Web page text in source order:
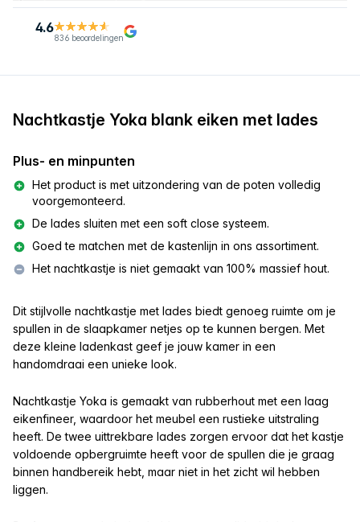
4.6
836 beoordelingen
Nachtkastje Yoka blank eiken met lades
Plus- en minpunten
Het product is met uitzondering van de poten volledig
voorgemonteerd.
De lades sluiten met een soft close systeem.
Goed te matchen met de kastenlijn in ons assortiment.
Het nachtkastje is niet gemaakt van 100% massief hout.
Dit stijlvolle nachtkastje met lades biedt genoeg ruimte om je
spullen in de slaapkamer netjes op te kunnen bergen. Met
deze kleine ladenkast geef je jouw kamer in een
handomdraai een unieke look.
Nachtkastje Yoka is gemaakt van rubberhout met een laag
eikenfineer, waardoor het meubel een rustieke uitstraling
heeft. De twee uittrekbare lades zorgen ervoor dat het kastje
voldoende opbergruimte heeft voor de spullen die je graag
binnen handbereik hebt, maar niet in het zicht wil hebben
liggen.